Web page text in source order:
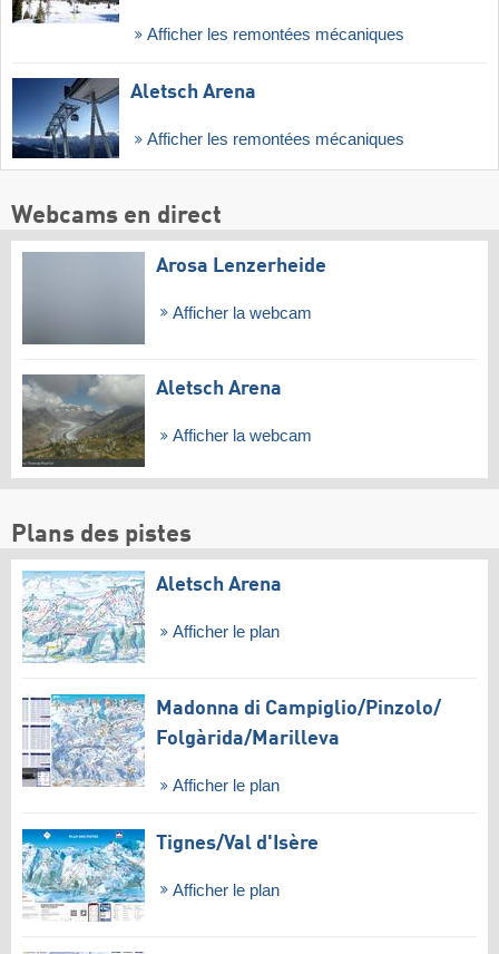
Afficher les remontées mécaniques
Aletsch Arena
Afficher les remontées mécaniques
Webcams en direct
Arosa Lenzerheide
Afficher la webcam
Aletsch Arena
Afficher la webcam
Plans des pistes
Aletsch Arena
Afficher le plan
Madonna di Campiglio/​Pinzolo/​
Folgàrida/​Marilleva
Afficher le plan
Tignes/​Val d'Isère
Afficher le plan